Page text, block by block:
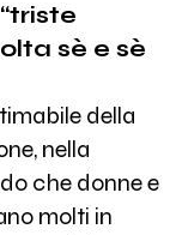
sè e sè
della
nella
che donne e
molti in